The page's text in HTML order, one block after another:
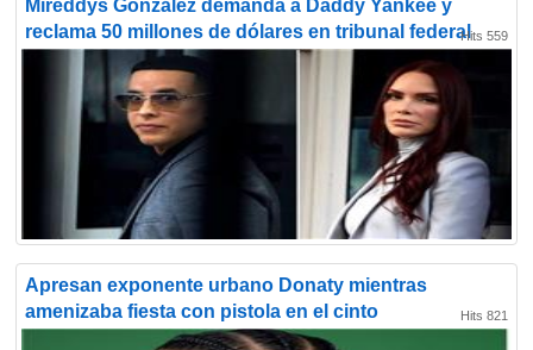
Mireddys González demanda a Daddy Yankee y
reclama 50 millones de dólares en tribunal federalHits 559
Apresan exponente urbano Donaty mientras
amenizaba fiesta con pistola en el cinto
Hits 821